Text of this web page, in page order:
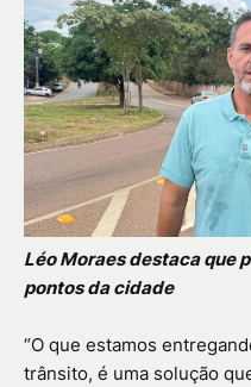
Léo Moraes destaca que
pontos da cidade
“O que estamos
trânsito, é uma solução